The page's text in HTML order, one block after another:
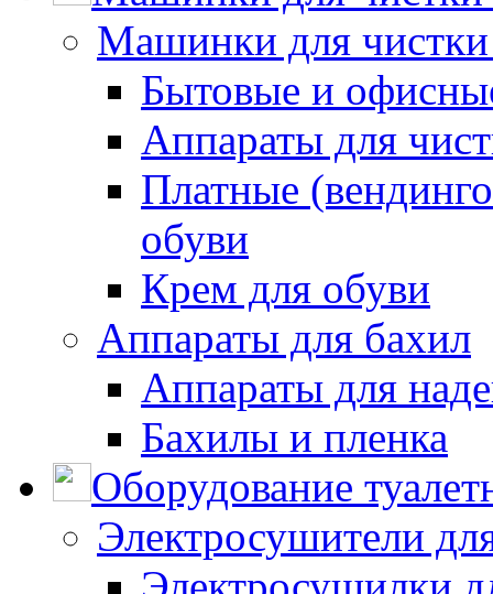
Машинки для
Бытовые и
Аппараты для
Платные
обуви
Крем для обуви
Аппараты для бахил
Аппараты для
Бахилы и пленка
Оборудование
Электросушители